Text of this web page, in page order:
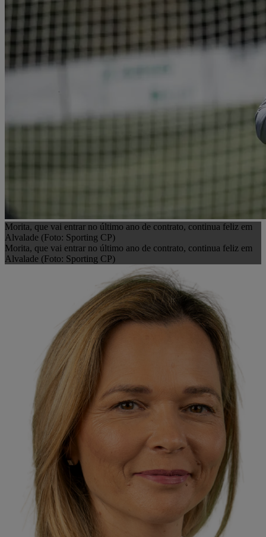
Morita, que vai entrar no último ano de contrato, continua feliz em
Alvalade (Foto: Sporting CP)
Morita, que vai entrar no último ano de contrato, continua feliz em
Alvalade (Foto: Sporting CP)